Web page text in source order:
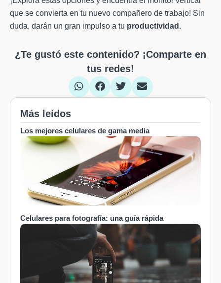
que se convierta en tu nuevo compañero de trabajo! Sin
duda, darán un gran impulso a tu productividad .
¿Te gustó este contenido? ¡Comparte en
tus redes!
Más leídos
Los mejores celulares de gama media
Celulares para fotografía: una guía rápida